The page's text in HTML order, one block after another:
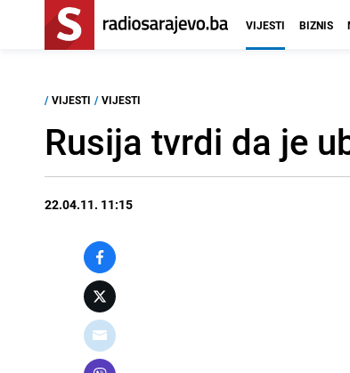
VIJESTI BIZNIS
/ VIJESTI / VIJESTI
Rusija tvrdi da je
22.04.11. 11:15